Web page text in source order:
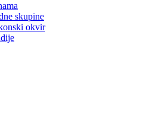
skupine
okvir